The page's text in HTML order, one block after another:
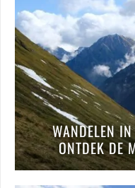
WANDELEN
ONTDEK DE